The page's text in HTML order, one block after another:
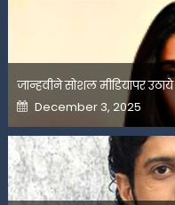
जान्हवीने सोशल मीडियापर
Posted
on
December 3, 2025